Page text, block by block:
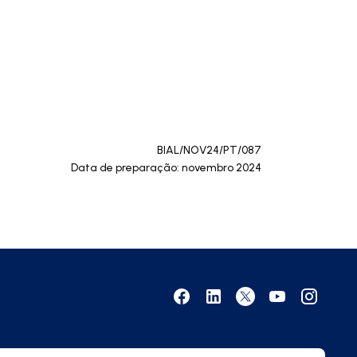
BIAL/NOV24/PT/087
Data de preparação: novembro 2024